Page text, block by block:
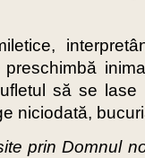
să se
niciodată,
prin Domnul